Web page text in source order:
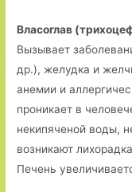
Власоглав
Вызывает
др.), желудка и
анемии и
проникает в
некипяченой воды,
возникают
Печень